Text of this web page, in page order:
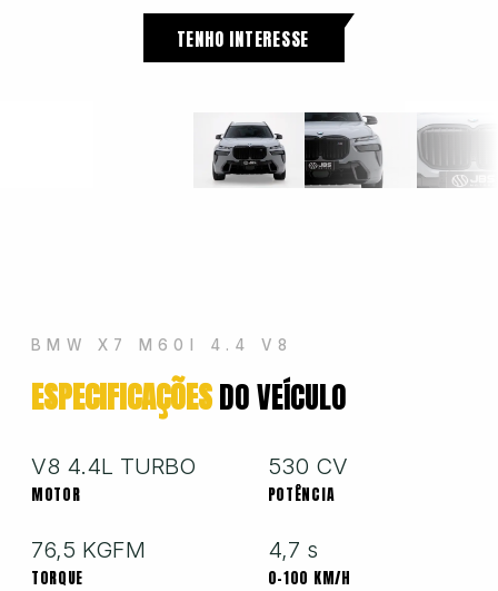
Ford
Jeep
Jetour
TENHO INTERESSE
BMW X7 M60I 4.4 V8
ESPECIFICAÇÕESDO VEÍCULO
V8 4.4L TURBO
MOTOR
530 CV
POTÊNCIA
76,5 KGFM
TORQUE
4,7 s
0-100 KM/H